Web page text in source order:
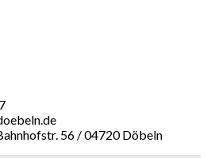
56 / 04720 Döbeln